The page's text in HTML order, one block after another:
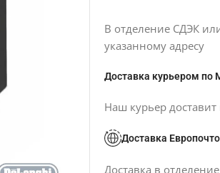
В отделение СДЭК
указанному адресу
Доставка курьером по
Наш курьер
Доставка
Доставка в